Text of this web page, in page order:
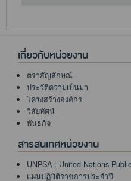
เกี่ยวกับหน่วยงาน
ตราสัญลักษณ์
ประวัติความเป็นมา
โครงสร้างองค์กร
วิสัยทัศน์
พันธกิจ
สารสนเทศหน่วยงาน
UNPSA : United Nations
แผนปฏิบัติราชการประจำปี